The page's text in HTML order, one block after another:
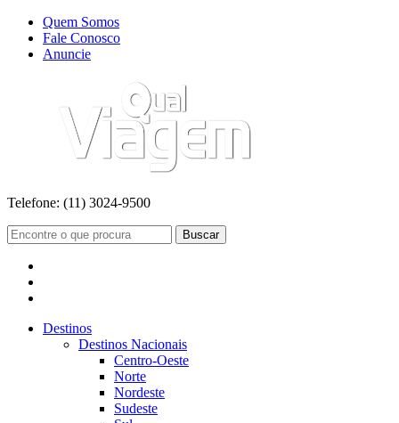
Quem Somos
Fale Conosco
Anuncie
Telefone: (11) 3024-9500
Buscar
Destinos
Destinos Nacionais
Centro-Oeste
Norte
Nordeste
Sudeste